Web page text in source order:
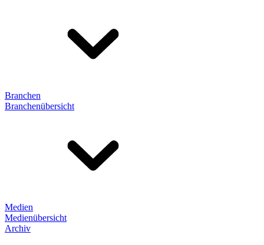
Branchen
Branchenübersicht
Medien
Medienübersicht
Archiv